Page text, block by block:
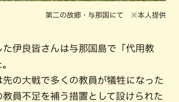
第二の故郷・与那国にて ※本人提供
伊良皆さんは与那国島で「代用教
先の大戦で多くの教員が犠牲になった
教員不足を補う措置として設けられた